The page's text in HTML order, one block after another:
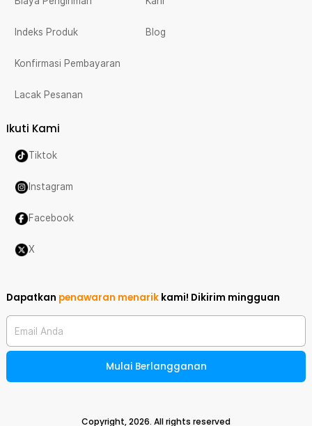
Indeks Produk
Konfirmasi Pembayaran
Lacak Pesanan
Blog
Ikuti Kami
Tiktok
Instagram
Facebook
X
Dapatkan penawaran menarik kami! Dikirim mingguan
Email Anda
Mulai Berlangganan
Copyright,2026. All rights reserved